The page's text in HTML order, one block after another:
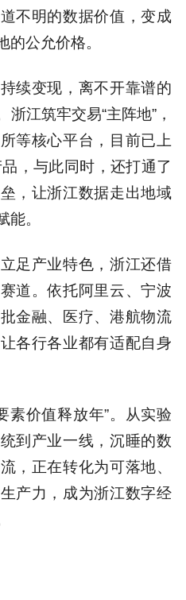
不明的数据价值，变成
的公允价格。
续变现，离不开靠谱的
江筑牢交易“主阵地”，
等核心平台，目前已上
，与此同时，还打通了
，让浙江数据走出地域
能。
足产业特色，浙江还借
道。依托阿里云、宁波
金融、医疗、港航物流
各行各业都有适配自身
素价值释放年”。从实验
到产业一线，沉睡的数
，正在转化为可落地、
产力，成为浙江数字经